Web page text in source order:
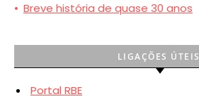
• Breve história de quase 30 anos
LIGAÇÕES ÚTEIS
Portal RBE